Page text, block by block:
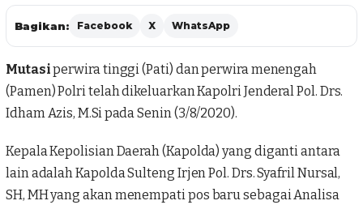
Bagikan: Facebook X WhatsApp
Mutasiperwira tinggi (Pati) dan perwira menengah
(Pamen) Polri telah dikeluarkan Kapolri Jenderal Pol. Drs.
Idham Azis, M.Si pada Senin (3/8/2020).
Kepala Kepolisian Daerah (Kapolda) yang diganti antara
lain adalah Kapolda Sulteng Irjen Pol. Drs. Syafril Nursal,
SH, MH yang akan menempati pos baru sebagai Analisa